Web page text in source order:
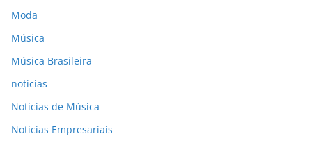
Moda
Música
Música Brasileira
noticias
Notícias de Música
Notícias Empresariais